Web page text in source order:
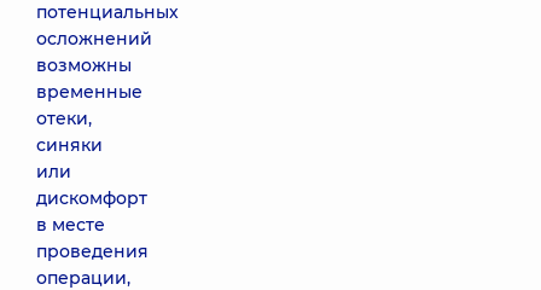
потенциальных
осложнений
возможны
временные
отеки,
синяки
или
дискомфорт
в месте
проведения
операции,